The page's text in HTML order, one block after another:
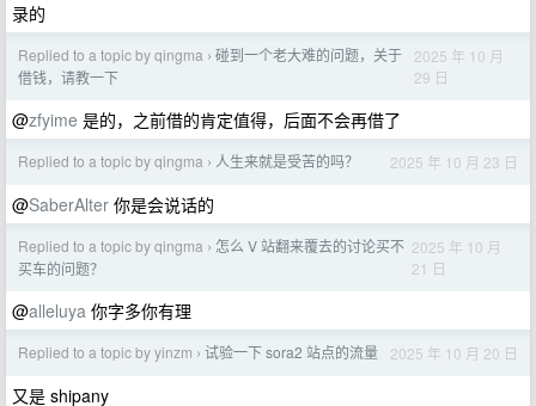
录的
Replied to a topic by qingma › 碰到一个老大难的问题，关于
借钱，请教一下
2025 年 10 月
29 日
@zfyime 是的，之前借的肯定值得，后面不会再借了
Replied to a topic by qingma › 人生来就是受苦的吗？ 2025 年 10 月 23 日
@SaberAlter 你是会说话的
Replied to a topic by qingma › 怎么 V 站翻来覆去的讨论买不
买车的问题？
2025 年 10 月
21 日
@alleluya 你字多你有理
Replied to a topic by yinzm › 试验一下 sora2 站点的流量 2025 年 10 月 20 日
又是 shipany